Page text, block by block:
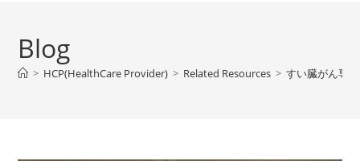
Blog
> HCP(HealthCare Provider) > Related Resources > すい臓がん専